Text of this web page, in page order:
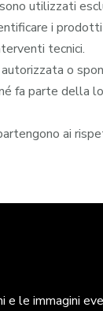
utilizzati
i
tecnici.
o
fa parte della
ai
e le immagini